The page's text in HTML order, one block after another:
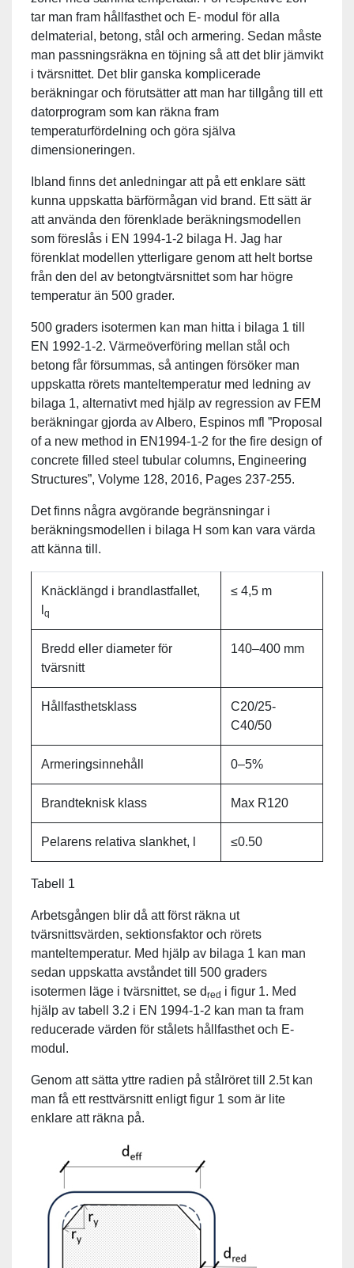
tar man fram hållfasthet och E- modul för alla
delmaterial, betong, stål och armering. Sedan måste
man passningsräkna en töjning så att det blir jämvikt
i tvärsnittet. Det blir ganska komplicerade
beräkningar och förutsätter att man har tillgång till ett
datorprogram som kan räkna fram
temperaturfördelning och göra själva
dimensioneringen.
Ibland finns det anledningar att på ett enklare sätt
kunna uppskatta bärförmågan vid brand. Ett sätt är
att använda den förenklade beräkningsmodellen
som föreslås i EN 1994-1-2 bilaga H. Jag har
förenklat modellen ytterligare genom att helt bortse
från den del av betongtvärsnittet som har högre
temperatur än 500 grader.
500 graders isotermen kan man hitta i bilaga 1 till
EN 1992-1-2. Värmeöverföring mellan stål och
betong får försummas, så antingen försöker man
uppskatta rörets manteltemperatur med ledning av
bilaga 1, alternativt med hjälp av regression av FEM
beräkningar gjorda av Albero, Espinos mfl ”Proposal
of a new method in EN1994-1-2 for the fire design of
concrete filled steel tubular columns, Engineering
Structures”, Volyme 128, 2016, Pages 237-255.
Det finns några avgörande begränsningar i
beräkningsmodellen i bilaga H som kan vara värda
att känna till.
Knäcklängd i brandlastfallet,
q
≤ 4,5 m
Bredd eller diameter för
tvärsnitt
140–400 mm
Hållfasthetsklass
C20/25-
C40/50
Armeringsinnehåll 0–5%
Brandteknisk klass Max R120
Pelarens relativa slankhet, l ≤0.50
Tabell 1
Arbetsgången blir då att först räkna ut
tvärsnittsvärden, sektionsfaktor och rörets
manteltemperatur. Med hjälp av bilaga 1 kan man
sedan uppskatta avståndet till 500 graders
isotermen läge i tvärsnittet, se dred i figur 1. Med
hjälp av tabell 3.2 i EN 1994-1-2 kan man ta fram
reducerade värden för stålets hållfasthet och E-
modul.
Genom att sätta yttre radien på stålröret till 2.5t kan
man få ett resttvärsnitt enligt figur 1 som är lite
enklare att räkna på.